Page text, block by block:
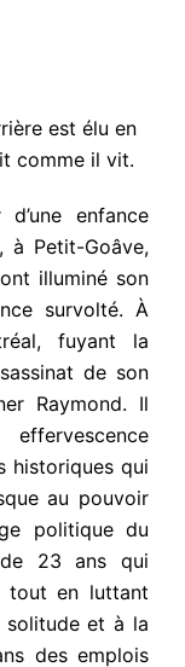
est élu en
comme il vit.
enfance
à Petit-Goâve,
illuminé son
survolté. À
fuyant la
de son
Raymond. Il
historiques qui
au pouvoir
politique du
de 23 ans qui
tout en luttant
solitude et à la
des emplois